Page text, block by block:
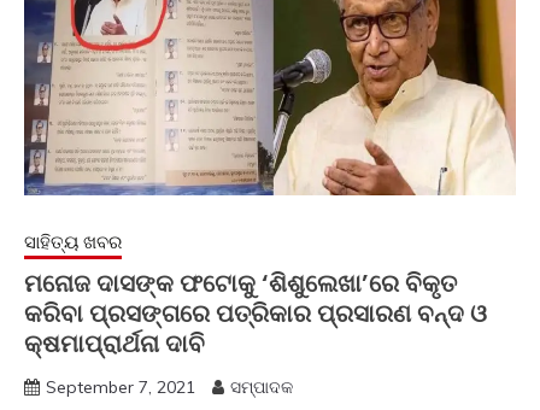
ସାହିତ୍ୟ ଖବର
ମନୋଜ ଦାସଙ୍କ ଫଟୋକୁ ‘ଶିଶୁଲେଖା’ରେ ବିକୃତ
କରିବା ପ୍ରସଙ୍ଗରେ ପତ୍ରିକାର ପ୍ରସାରଣ ବନ୍ଦ ଓ
କ୍ଷମାପ୍ରାର୍ଥନା ଦାବି
September 7, 2021 ସମ୍ପାଦକ